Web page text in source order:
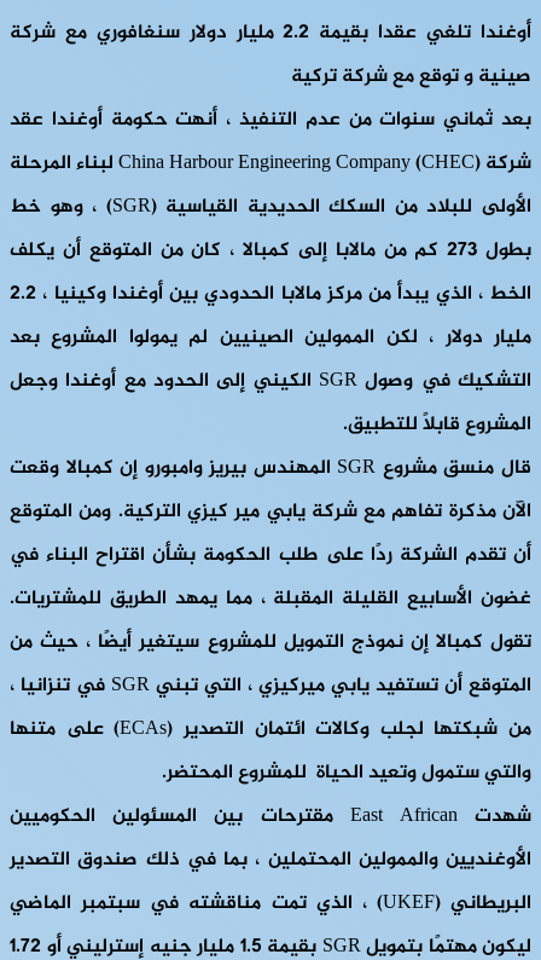
أوغندا تلغي عقدا بقيمة 2.2 مليار دولار سنغافوري مع شركة
صينية و توقع مع شركة تركية
بعد ثماني سنوات من عدم التنفيذ ، أنهت حكومة أوغندا عقد
شركة China Harbour Engineering Company (CHEC) لبناء المرحلة
الأولى للبلاد من السكك الحديدية القياسية (SGR) ، وهو خط
بطول 273 كم من مالابا إلى كمبالا ، كان من المتوقع أن يكلف
الخط ، الذي يبدأ من مركز مالابا الحدودي بين أوغندا وكينيا ، 2.2
مليار دولار ، لكن الممولين الصينيين لم يمولوا المشروع بعد
التشكيك في وصول SGR الكيني إلى الحدود مع أوغندا وجعل
المشروع قابلاً للتطبيق.
قال منسق مشروع SGR المهندس بيريز وامبورو إن كمبالا وقعت
الآن مذكرة تفاهم مع شركة يابي مير كيزي التركية. ومن المتوقع
أن تقدم الشركة ردًا على طلب الحكومة بشأن اقتراح البناء في
غضون الأسابيع القليلة المقبلة ، مما يمهد الطريق للمشتريات.
تقول كمبالا إن نموذج التمويل للمشروع سيتغير أيضًا ، حيث من
المتوقع أن تستفيد يابي ميركيزي ، التي تبني SGR في تنزانيا ،
من شبكتها لجلب وكالات ائتمان التصدير (ECAs) على متنها
والتي ستمول وتعيد الحياة للمشروع المحتضر.
شهدت East African مقترحات بين المسئولين الحكوميين
الأوغنديين والممولين المحتملين ، بما في ذلك صندوق التصدير
البريطاني (UKEF) ، الذي تمت مناقشته في سبتمبر الماضي
ليكون مهتمًا بتمويل SGR بقيمة 1.5 مليار جنيه إسترليني أو 1.72